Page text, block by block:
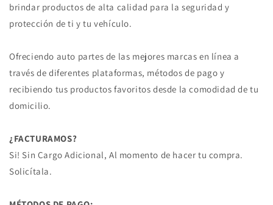
brindar productos de alta calidad para la seguridad y
protección de ti y tu vehículo.
Ofreciendo auto partes de las mejores marcas en línea a
través de diferentes plataformas, métodos de pago y
recibiendo tus productos favoritos desde la comodidad de tu
domicilio.
¿FACTURAMOS?
Si! Sin Cargo Adicional, Al momento de hacer tu compra.
Solicítala.